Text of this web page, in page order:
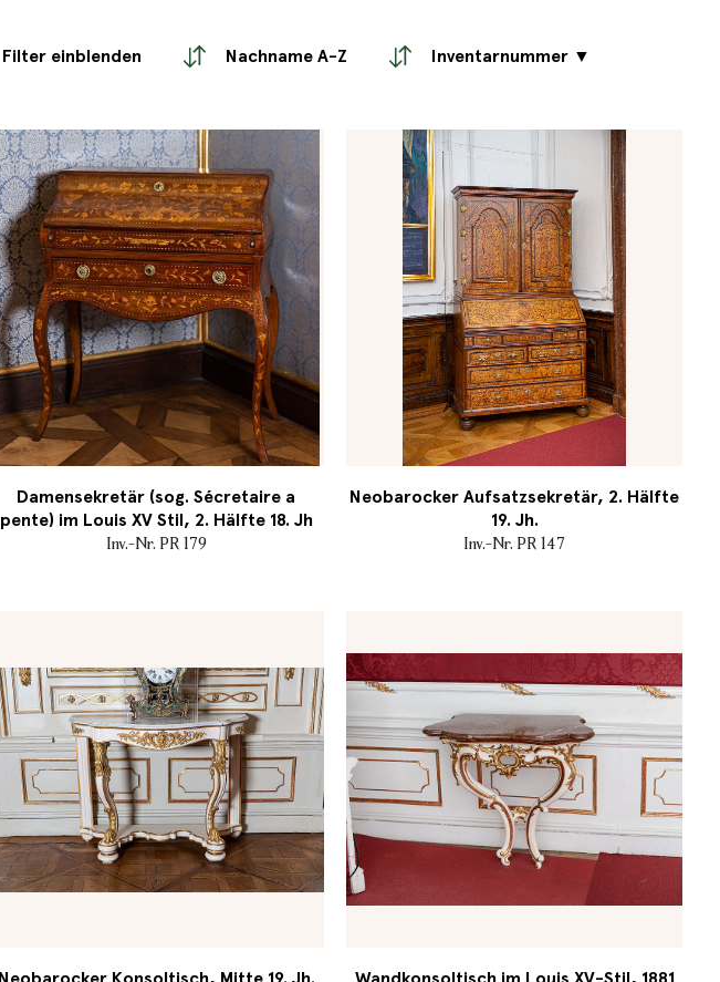
Filter einblenden Nachname A-Z Inventarnummer ▼
Damensekretär (sog. Sécretaire a
pente) im Louis XV Stil, 2. Hälfte 18. Jh
Inv.-Nr. PR 179
Neobarocker Aufsatzsekretär, 2. Hälfte
19. Jh.
Inv.-Nr. PR 147